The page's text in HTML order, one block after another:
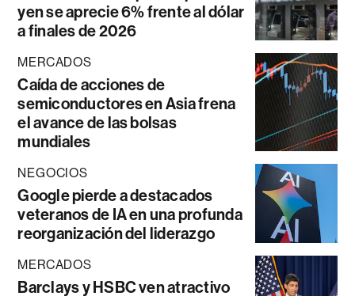
yen se aprecie 6% frente al dólar
a finales de 2026
MERCADOS
Caída de acciones de
semiconductores en Asia frena
el avance de las bolsas
mundiales
NEGOCIOS
Google pierde a destacados
veteranos de IA en una profunda
reorganización del liderazgo
MERCADOS
Barclays y HSBC ven atractivo